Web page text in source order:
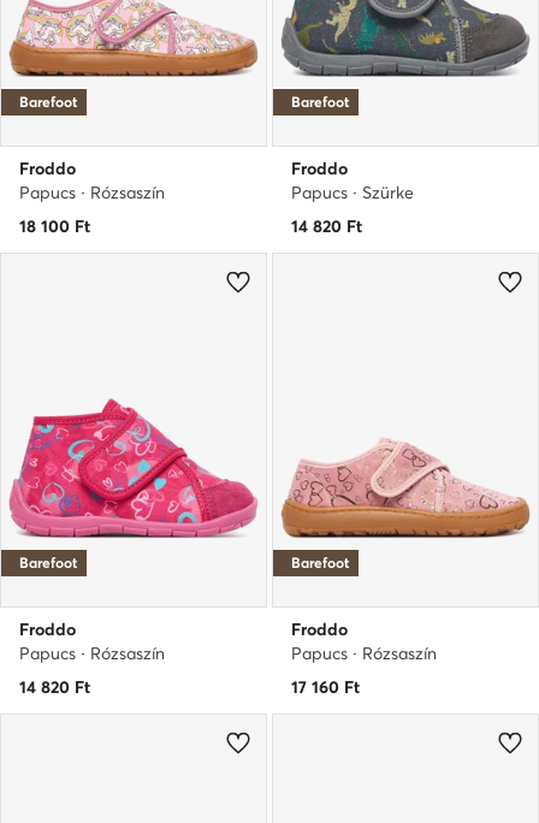
Barefoot
Froddo
Papucs · Rózsaszín
18 100 Ft
Barefoot
Froddo
Papucs · Szürke
14 820 Ft
Barefoot
Froddo
Papucs · Rózsaszín
14 820 Ft
Barefoot
Froddo
Papucs · Rózsaszín
17 160 Ft